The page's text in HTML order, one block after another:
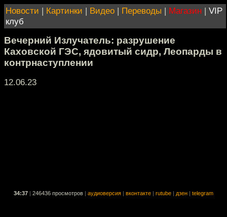
Новости | Картинки | Видео | Переводы | Магазин | VIP
клуб
Вечерний Излучатель: разрушение
Каховской ГЭС, ядовитый сидр, Леопарды в
контрнаступлении
12.06.23
34:37 246436 просмотров аудиоверсия вконтакте rutube дзен telegram